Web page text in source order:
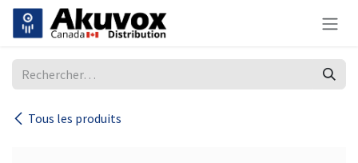
Se rendre au contenu
Tous les produits